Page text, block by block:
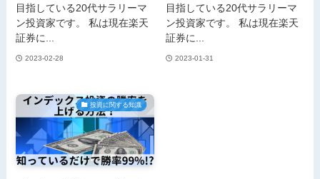
目指している20代サラリーマ
ン投資家です。 私は現在楽天
証券に...
2023-02-28
目指している20代サラリーマ
ン投資家です。 私は現在楽天
証券に...
2023-01-31
投資に関する知識